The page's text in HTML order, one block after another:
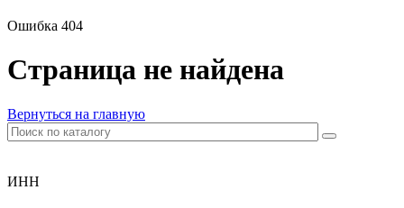
Ошибка 404
Страница не найдена
Вернуться на главную
ИНН